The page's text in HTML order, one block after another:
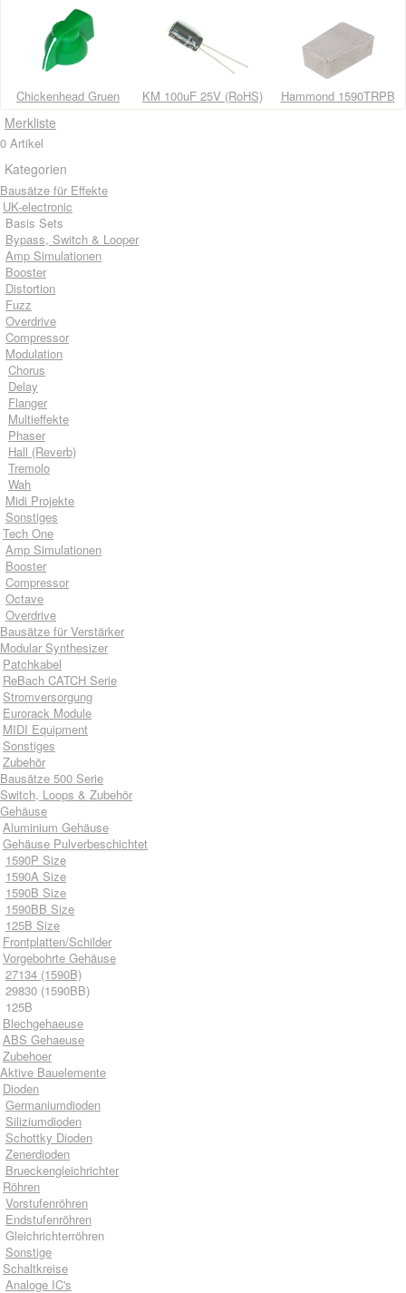
Chickenhead Gruen KM 100uF 25V (RoHS) Hammond 1590TRPB
Merkliste
0 Artikel
Kategorien
Bausätze für Effekte
UK-electronic
Basis Sets
Bypass, Switch & Looper
Amp Simulationen
Booster
Distortion
Fuzz
Overdrive
Compressor
Modulation
Chorus
Delay
Flanger
Multieffekte
Phaser
Hall (Reverb)
Tremolo
Wah
Midi Projekte
Sonstiges
Tech One
Amp Simulationen
Booster
Compressor
Octave
Overdrive
Bausätze für Verstärker
Modular Synthesizer
Patchkabel
ReBach CATCH Serie
Stromversorgung
Eurorack Module
MIDI Equipment
Sonstiges
Zubehör
Bausätze 500 Serie
Switch, Loops & Zubehör
Gehäuse
Aluminium Gehäuse
Gehäuse Pulverbeschichtet
1590P Size
1590A Size
1590B Size
1590BB Size
125B Size
Frontplatten/Schilder
Vorgebohrte Gehäuse
27134 (1590B)
29830 (1590BB)
125B
Blechgehaeuse
ABS Gehaeuse
Zubehoer
Aktive Bauelemente
Dioden
Germaniumdioden
Siliziumdioden
Schottky Dioden
Zenerdioden
Brueckengleichrichter
Röhren
Vorstufenröhren
Endstufenröhren
Gleichrichterröhren
Sonstige
Schaltkreise
Analoge IC's